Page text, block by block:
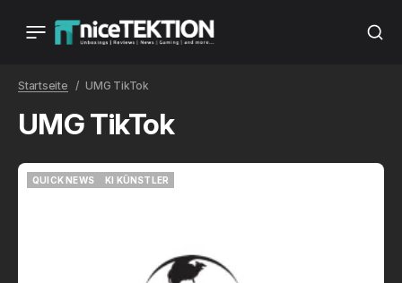
Startseite UMG TikTok
UMG TikTok
QUICK NEWS
KI KÜNSTLER